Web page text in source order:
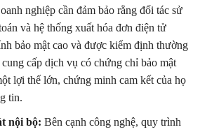
nghiệp cần đảm bảo rằng đối tác sử
và hệ thống xuất hóa đơn điện tử
bảo mật cao và được kiểm định thường
cấp dịch vụ có chứng chỉ bảo mật
lợi thế lớn, chứng minh cam kết của họ
tin.
nội bộ: Bên cạnh công nghệ, quy trình